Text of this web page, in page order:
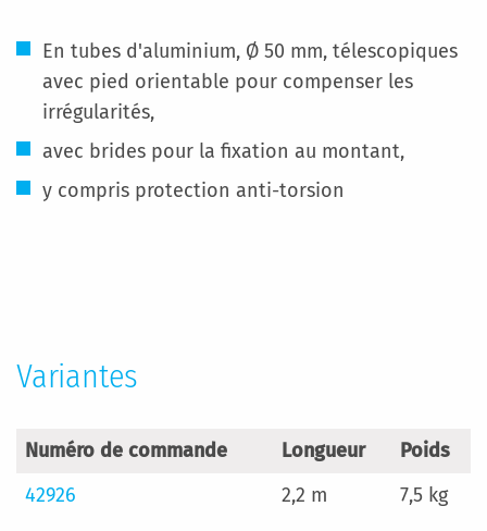
En tubes d'aluminium, Ø 50 mm, télescopiques
avec pied orientable pour compenser les
irrégularités,
avec brides pour la fixation au montant,
y compris protection anti-torsion
Variantes
Numéro de commande Longueur
Poids
42926
2,2 m 7,5 kg